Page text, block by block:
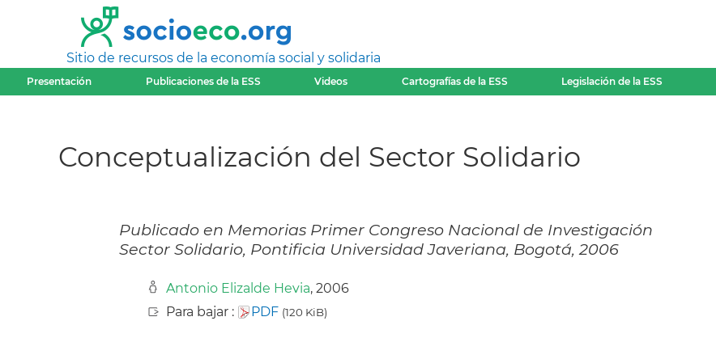
Sitio de recursos de la economía social y solidaria
Presentación Publicaciones de la ESS Videos Cartografías de la ESS Legislación de la ESS
Conceptualización del Sector Solidario
Publicado en Memorias Primer Congreso Nacional de Investigación
Sector Solidario, Pontificia Universidad Javeriana, Bogotá, 2006
Antonio Elizalde Hevia, 2006
Para bajar :
PDF (120 KiB)